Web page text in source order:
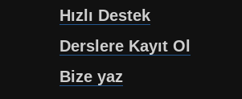
Hızlı Destek
Derslere Kayıt Ol
Bize yaz